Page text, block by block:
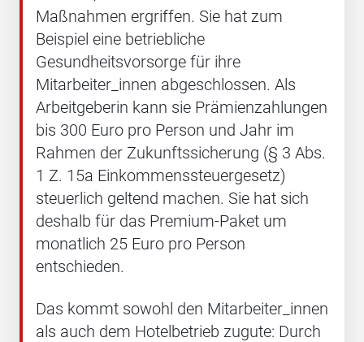
Maßnahmen ergriffen. Sie hat zum
Beispiel eine betriebliche
Gesundheitsvorsorge für ihre
Mitarbeiter_innen abgeschlossen. Als
Arbeitgeberin kann sie Prämienzahlungen
bis 300 Euro pro Person und Jahr im
Rahmen der Zukunftssicherung (§ 3 Abs.
1 Z. 15a Einkommenssteuergesetz)
steuerlich geltend machen. Sie hat sich
deshalb für das Premium-Paket um
monatlich 25 Euro pro Person
entschieden.
Das kommt sowohl den Mitarbeiter_innen
als auch dem Hotelbetrieb zugute: Durch